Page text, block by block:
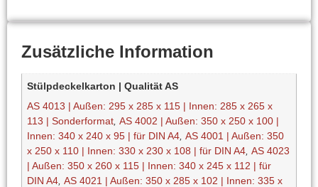
Zusätzliche Information
Stülpdeckelkarton | Qualität AS
AS 4013 | Außen: 295 x 285 x 115 | Innen: 285 x 265 x
113 | Sonderformat ,AS 4002 | Außen: 350 x 250 x 100 |
Innen: 340 x 240 x 95 | für DIN A4 ,AS 4001 | Außen: 350
x 250 x 110 | Innen: 330 x 230 x 108 | für DIN A4 ,AS 4023
| Außen: 350 x 260 x 115 | Innen: 340 x 245 x 112 | für
DIN A4 ,AS 4021 | Außen: 350 x 285 x 102 | Innen: 335 x